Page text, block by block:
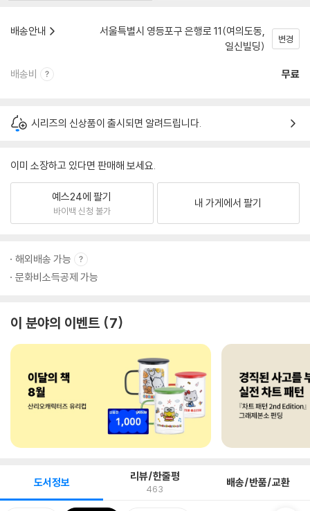
배송안내
서울특별시 영등포구 은행로 11(여의도동,
일신빌딩)
변경
배송비 무료
시리즈의 신상품이 출시되면 알려드립니다.
이미 소장하고 있다면 판매해 보세요.
예스24에 팔기
바이백 신청 불가
내 가게에서 팔기
해외배송 가능
문화비소득공제 가능
이 분야의 이벤트 7
도서정보 리뷰/한줄평
463 배송/반품/교환